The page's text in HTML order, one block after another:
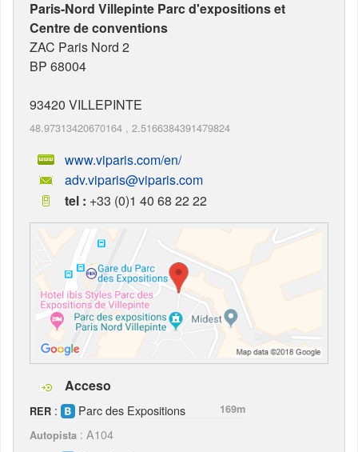
Paris-Nord Villepinte Parc d'expositions et
Centre de conventions
ZAC Paris Nord 2
BP 68004
93420 VILLEPINTE
48.97313420670164 , 2.5166384391479824
www.viparis.com/en/
adv.viparis@viparis.com
tel : +33 (0)1 40 68 22 22
Acceso
RER : Parc des Expositions
169m
Autopista : A104